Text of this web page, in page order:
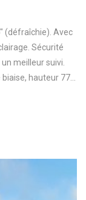
(défraîchie). Avec
Sécurité
meilleur suivi.
hauteur 77...